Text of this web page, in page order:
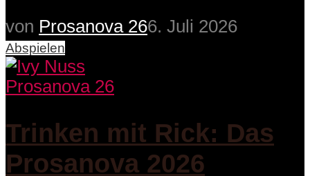
von Prosanova 266. Juli 2026
Abspielen
Prosanova 26
Trinken mit Rick: Das
Prosanova 2026